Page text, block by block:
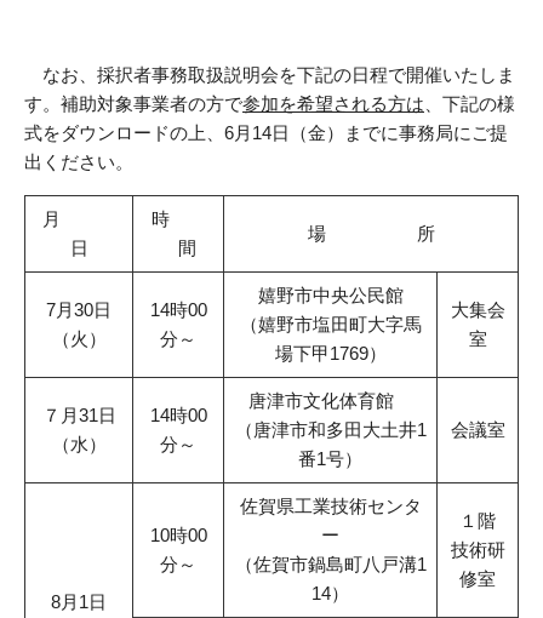
なお、採択者事務取扱説明会を下記の日程で開催いたしま
す。補助対象事業者の方で参加を希望される方は 、下記の様
式をダウンロードの上、6月14日（金）までに事務局にご提
出ください。
月
日
時
間
場 所
7月30日
（火）
14時00
分～
嬉野市中央公民館
（嬉野市塩田町大字馬
場下甲1769）
大集会
室
７月31日
（水）
14時00
分～
唐津市文化体育館
（唐津市和多田大土井1
番1号）
会議室
8月1日
10時00
分～
佐賀県工業技術センタ
ー
（佐賀市鍋島町八戸溝1
14）
１階
技術研
修室